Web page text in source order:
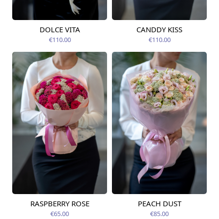
Pieejams šodien
DOLCE VITA
€110.00
Pieejams šodien
CANDDY KISS
€110.00
Pieejama no
RASPBERRY ROSE
€65.00
Pieejama no
PEACH DUST
€85.00